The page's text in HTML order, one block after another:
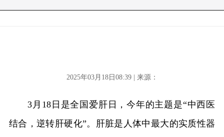
2025年03月18日08:39 | 来源：
3月18日是全国爱肝日，今年的主题是“中西医
结合，逆转肝硬化”。肝脏是人体中最大的实质性器